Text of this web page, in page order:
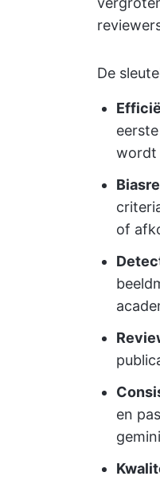
De
wordt
of
en